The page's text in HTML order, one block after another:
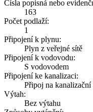
Čísla popisná nebo
163
Počet podlaží:
1
Připojení k plynu:
Plyn z veřejné sítě
Připojení k vodovodu:
S vodovodem
Připojení ke kanalizaci:
Připoj na
Výtah:
Bez výtahu